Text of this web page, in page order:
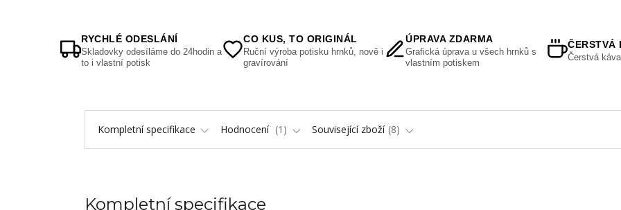
RYCHLÉ ODESLÁNÍ
Skladovky odesíláme do 24hodin a
to i vlastní potisk
CO KUS, TO ORIGINÁL
Ruční výroba potisku hrnků, nově i
gravírování
ÚPRAVA ZDARMA
Grafická úprava u všech hrnků s
vlastním potiskem
ČERSTVÁ
Čerstvá
Kompletní specifikace Hodnocení 1 Související zboží 8
Kompletní specifikace